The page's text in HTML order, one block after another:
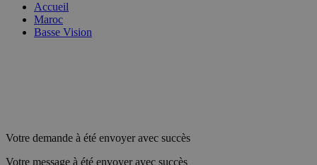
Accueil
Maroc
Basse Vision
Votre demande à été envoyer avec succès
Votre message à été envoyer avec succès